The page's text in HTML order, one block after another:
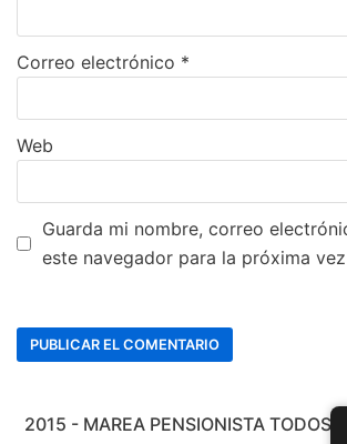
Correo electrónico *
Web
Guarda mi nombre, correo
este navegador para la próxima
2015 - MAREA PENSIONISTA TODOS